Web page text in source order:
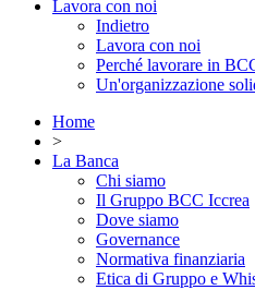
Lavora con noi
Indietro
Lavora con noi
Perché lavorare in
Un'organizzazione
Home
>
La Banca
Chi siamo
Il Gruppo BCC Iccrea
Dove siamo
Governance
Normativa finanziaria
Etica di Gruppo e